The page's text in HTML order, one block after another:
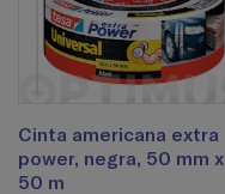
Cinta americana extra
power, negra, 50 mm x
50 m